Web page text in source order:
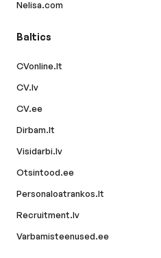
Nelisa.com
Baltics
CVonline.lt
CV.lv
CV.ee
Dirbam.lt
Visidarbi.lv
Otsintood.ee
Personaloatrankos.lt
Recruitment.lv
Varbamisteenused.ee